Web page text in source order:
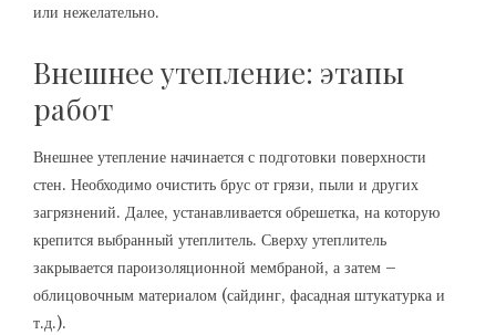
или нежелательно.
Внешнее утепление: этапы
работ
Внешнее утепление начинается с подготовки поверхности
стен. Необходимо очистить брус от грязи, пыли и других
загрязнений. Далее, устанавливается обрешетка, на которую
крепится выбранный утеплитель. Сверху утеплитель
закрывается пароизоляционной мембраной, а затем –
облицовочным материалом (сайдинг, фасадная штукатурка и
т.д.).